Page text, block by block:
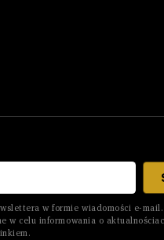
w formie wiadomości e-
w celu informowania o